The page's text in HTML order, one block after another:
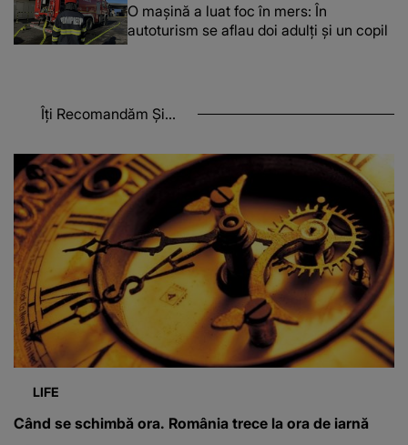
O maşină a luat foc în mers: În
autoturism se aflau doi adulți și un copil
Îți Recomandăm Și...
LIFE
Când se schimbă ora. România trece la ora de iarnă